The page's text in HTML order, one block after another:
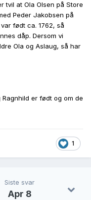
tvil at Ola Olsen på Store
Peder Jakobsen på
født ca. 1762, så
dåp. Dersom vi
Ola og Aslaug, så har
er født og om de
1
Siste svar
Apr 8